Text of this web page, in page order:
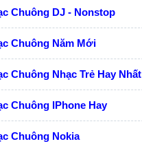
Chuông DJ - Nonstop
Chuông Năm Mới
Chuông Nhạc Trẻ Hay Nhất
Chuông IPhone Hay
Chuông Nokia